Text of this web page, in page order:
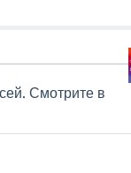
Смотрите в